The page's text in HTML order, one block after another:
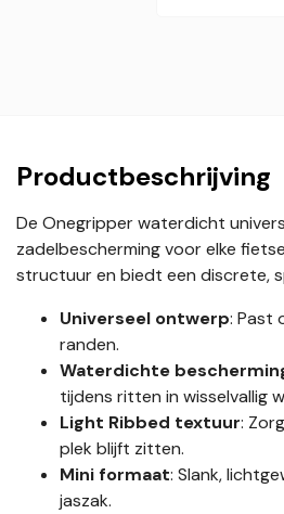
Productbeschrijving
De Onegripper waterdicht
zadelbescherming voor elke
structuur en biedt een discrete,
Universeel ontwerp: Past
randen.
Waterdichte
tijdens ritten in wisselvallig
Light Ribbed textuur:
plek blijft zitten.
Mini formaat: Slank,
jaszak.